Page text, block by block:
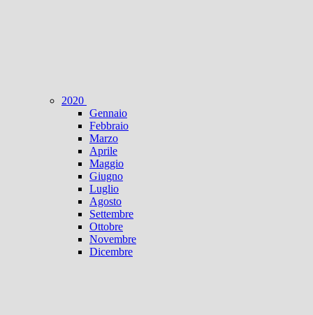
2020
Gennaio
Febbraio
Marzo
Aprile
Maggio
Giugno
Luglio
Agosto
Settembre
Ottobre
Novembre
Dicembre